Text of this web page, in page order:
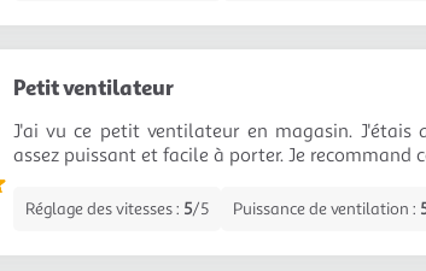
Petit ventilateur
J'ai vu ce petit ventilateur en magasin.
assez puissant et facile à porter. Je recommand
Réglage des vitesses : 5/5 Puissance de ventilation :